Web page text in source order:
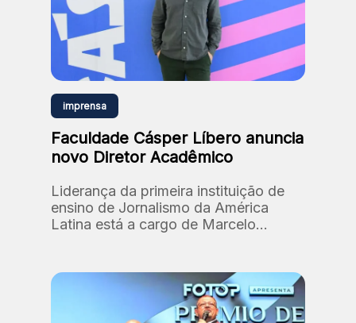
imprensa
Faculdade Cásper Líbero anuncia
novo Diretor Acadêmico
Liderança da primeira instituição de
ensino de Jornalismo da América
Latina está a cargo de Marcelo